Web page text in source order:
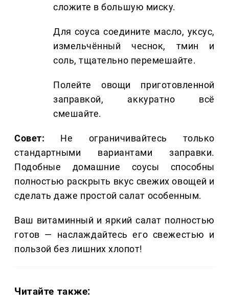
сложите в большую миску.
Для соуса соедините масло, уксус,
измельчённый чеснок, тмин и
соль, тщательно перемешайте.
Полейте овощи приготовленной
заправкой, аккуратно всё
смешайте.
Совет: Не ограничивайтесь только
стандартными вариантами заправки.
Подобные домашние соусы способны
полностью раскрыть вкус свежих овощей и
сделать даже простой салат особенным.
Ваш витаминный и яркий салат полностью
готов — наслаждайтесь его свежестью и
пользой без лишних хлопот!
Читайте также: